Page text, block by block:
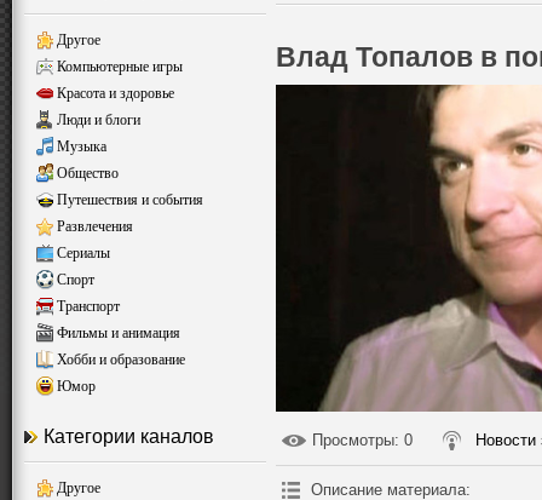
Другое
Компьютерные игры
Красота и здоровье
Люди и блоги
Музыка
Общество
Путешествия и события
Развлечения
Сериалы
Спорт
Транспорт
Фильмы и анимация
Хобби и образование
Юмор
Категории каналов
Другое
Влад Топалов в
Просмотры: 0 Новости
Описание материала: